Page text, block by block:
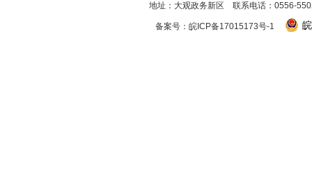
地址：大观政务新区 联系电话：0556-
备案号： 皖ICP备17015173号-1